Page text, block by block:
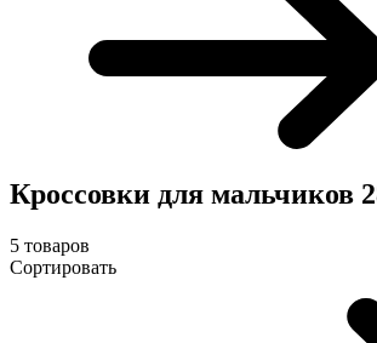
Кроссовки для мальчиков
5 товаров
Сортировать